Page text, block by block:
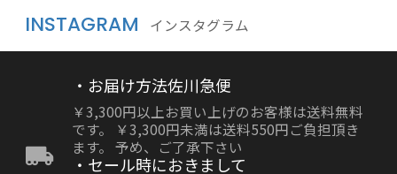
INSTAGRAM インスタグラム
・お届け方法佐川急便
￥3,300円以上お買い上げのお客様は送料無料
です。 ￥3,300円未満は送料550円ご負担頂き
ます。 予め、ご了承下さい
・セール時におきまして